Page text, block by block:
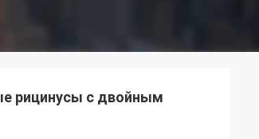
рицинусы с двойным